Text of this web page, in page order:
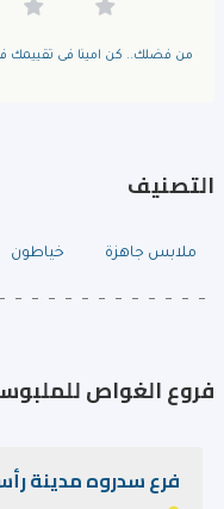
من فضلك.. كن امينا فى تقييمك
التصنيف
ملابس جاهزة خياطون
فروع الغواص
فرع سدروه مدينة